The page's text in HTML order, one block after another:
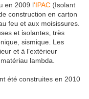
en 2009 l'IPAC (Isolant
construction en carton
feu et aux moisissures.
et isolantes, très
sismique. Les
et à l'extérieur
lambda.
été construites en 2010